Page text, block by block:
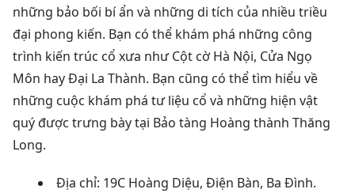
những bảo bối bí ẩn và những di tích của nhiều triều
đại phong kiến. Bạn có thể khám phá những công
trình kiến ​​trúc cổ xưa như Cột cờ Hà Nội, Cửa Ngọ
Môn hay Đại La Thành. Bạn cũng có thể tìm hiểu về
những cuộc khám phá tư liệu cổ và những hiện vật
quý được trưng bày tại Bảo tàng Hoàng thành Thăng
Long.
Địa chỉ: 19C Hoàng Diệu, Điện Bàn, Ba Đình.